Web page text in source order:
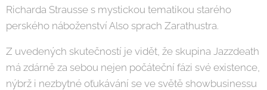
Richarda Strausse s mystickou tematikou starého
perského náboženství Also sprach Zarathustra.
Z uvedených skutečností je vidět, že skupina Jazzdeath
má zdárně za sebou nejen počáteční fázi své existence,
nýbrž i nezbytné oťukávání se ve světě showbusinessu